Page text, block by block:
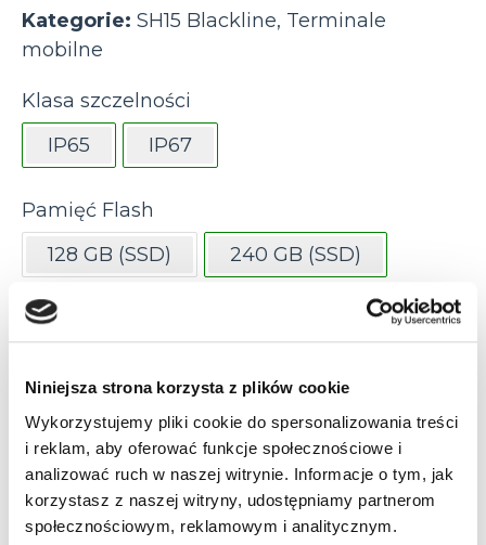
Niniejsza strona korzysta z plików cookie
Wykorzystujemy pliki cookie do spersonalizowania treści
i reklam, aby oferować funkcje społecznościowe i
analizować ruch w naszej witrynie. Informacje o tym, jak
korzystasz z naszej witryny, udostępniamy partnerom
społecznościowym, reklamowym i analitycznym.
Kategorie: SH15 Blackline, Terminale
mobilne
Klasa szczelności
IP65
IP67
Pamięć Flash
128 GB (SSD)
240 GB (SSD)
32GB (CFAST/SDHC)
Pamięć RAM
16 GB
4 GB 4GB 8 GB
Procesor